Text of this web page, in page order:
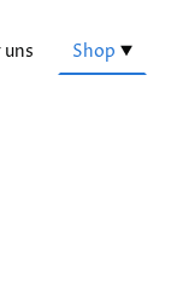
Shop